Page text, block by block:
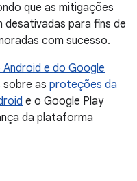
que as mitigações
para fins de
com sucesso.
e do Google
sobre as proteções da
e o Google Play
da plataforma